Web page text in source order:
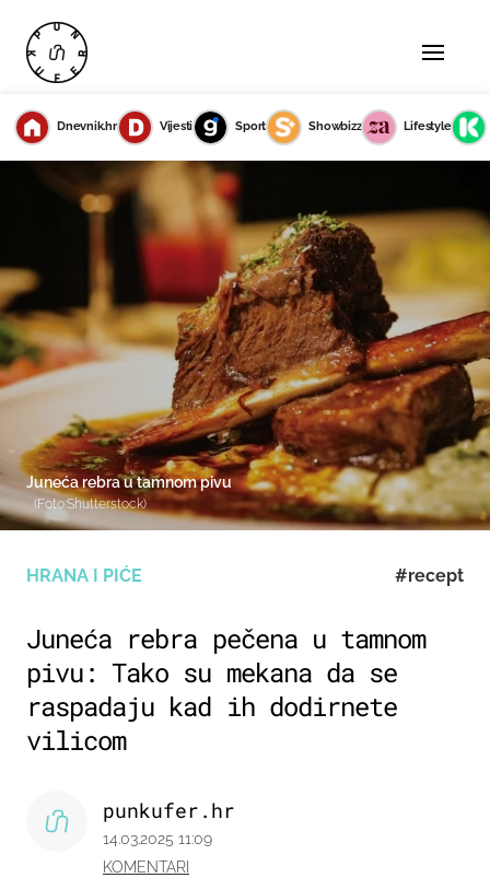
Dnevnik.hr Vijesti Sport Showbizz Lifestyle
HRANA I PIĆE #recept
Juneća rebra pečena u tamnom
pivu: Tako su mekana da se
raspadaju kad ih dodirnete
vilicom
punkufer.hr
14.03.2025 11:09
KOMENTARI
Juneća rebra u tamnom pivu
(Foto:Shutterstock)